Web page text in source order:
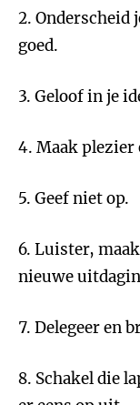
2. Onderscheid
goed.
3. Geloof in je
4. Maak plezier
5. Geef niet op.
6. Luister,
nieuwe
7. Delegeer en
8. Schakel die